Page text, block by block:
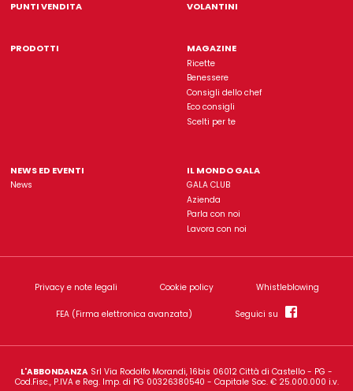
Gala è un'insegna di proprietà dell'azienda
Rimani sempre
ISCRIVITI ALLA NOSTRA NEWSLETTER